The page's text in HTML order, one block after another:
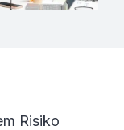
Risiko